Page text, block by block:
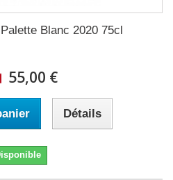
Blanc 2020 75cl
55,00 €
Détails